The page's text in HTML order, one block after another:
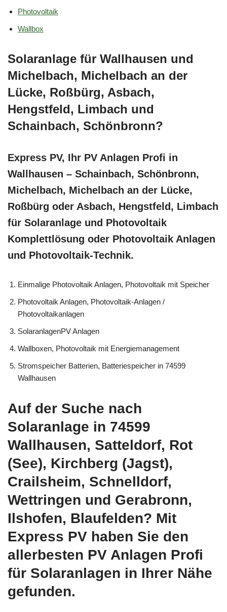
Photovoltaik
Wallbox
Solaranlage für Wallhausen und
Michelbach, Michelbach an der
Lücke, Roßbürg, Asbach,
Hengstfeld, Limbach und
Schainbach, Schönbronn?
Express PV, Ihr PV Anlagen Profi in
Wallhausen – Schainbach, Schönbronn,
Michelbach, Michelbach an der Lücke,
Roßbürg oder Asbach, Hengstfeld, Limbach
für Solaranlage und Photovoltaik
Komplettlösung oder Photovoltaik Anlagen
und Photovoltaik-Technik.
Einmalige Photovoltaik Anlagen, Photovoltaik mit Speicher
Photovoltaik Anlagen, Photovoltaik-Anlagen /
Photovoltaikanlagen
SolaranlagenPV Anlagen
Wallboxen, Photovoltaik mit Energiemanagement
Stromspeicher Batterien, Batteriespeicher in 74599
Wallhausen
Auf der Suche nach
Solaranlage in 74599
Wallhausen, Satteldorf, Rot
(See), Kirchberg (Jagst),
Crailsheim, Schnelldorf,
Wettringen und Gerabronn,
Ilshofen, Blaufelden? Mit
Express PV haben Sie den
allerbesten PV Anlagen Profi
für Solaranlagen in Ihrer Nähe
gefunden.